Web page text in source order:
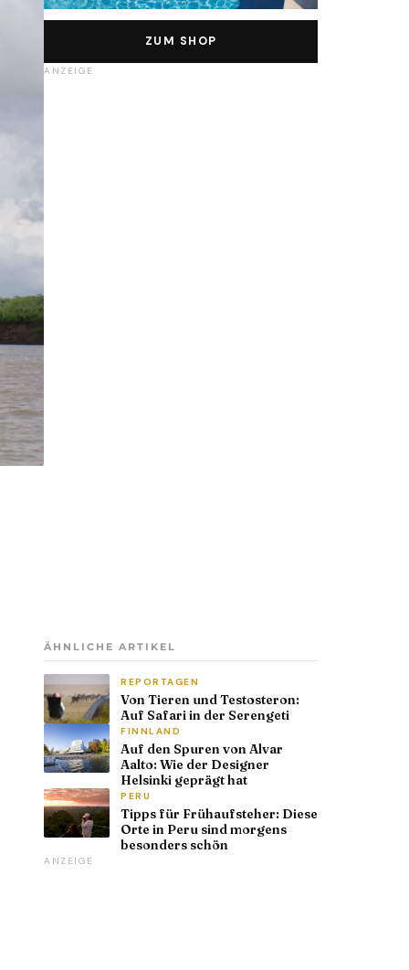
ZUM SHOP
ANZEIGE
ÄHNLICHE ARTIKEL
REPORTAGEN
Von Tieren und Testosteron:
Auf Safari in der Serengeti
FINNLAND
Auf den Spuren von Alvar
Aalto: Wie der Designer
Helsinki geprägt hat
PERU
Tipps für Frühaufsteher: Diese
Orte in Peru sind morgens
besonders schön
ANZEIGE